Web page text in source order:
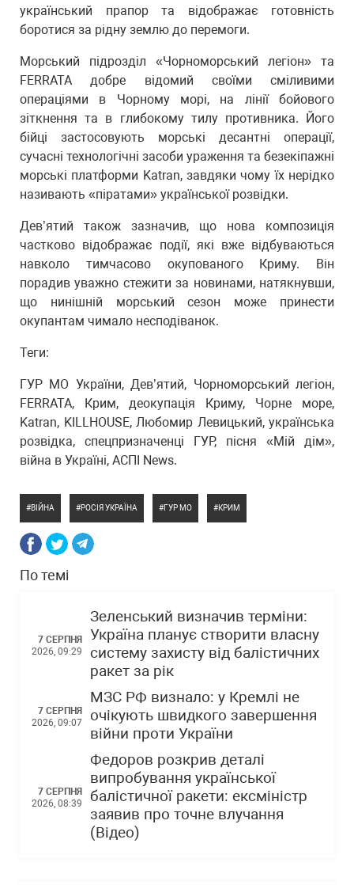
український прапор та відображає готовність
боротися за рідну землю до перемоги.
Морський підрозділ «Чорноморський легіон» та
FERRATA добре відомий своїми сміливими
операціями в Чорному морі, на лінії бойового
зіткнення та в глибокому тилу противника. Його
бійці застосовують морські десантні операції,
сучасні технологічні засоби ураження та безекіпажні
морські платформи Katran, завдяки чому їх нерідко
називають «піратами» української розвідки.
Дев’ятий також зазначив, що нова композиція
частково відображає події, які вже відбуваються
навколо тимчасово окупованого Криму. Він
порадив уважно стежити за новинами, натякнувши,
що нинішній морський сезон може принести
окупантам чимало несподіванок.
Теги:
ГУР МО України, Дев’ятий, Чорноморський легіон,
FERRATA, Крим, деокупація Криму, Чорне море,
Katran, KILLHOUSE, Любомир Левицький, українська
розвідка, спецпризначенці ГУР, пісня «Мій дім»,
війна в Україні, АСПІ News.
ВІЙНА РОСІЯ УКРАЇНА ГУР МО КРИМ
По темі
7 СЕРПНЯ
2026, 09:29
Зеленський визначив терміни:
Україна планує створити власну
систему захисту від балістичних
ракет за рік
7 СЕРПНЯ
2026, 09:07
МЗС РФ визнало: у Кремлі не
очікують швидкого завершення
війни проти України
7 СЕРПНЯ
2026, 08:39
Федоров розкрив деталі
випробування української
балістичної ракети: ексміністр
заявив про точне влучання
(Відео)